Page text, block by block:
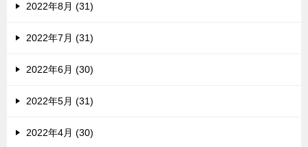
2022年8月 (31)
2022年7月 (31)
2022年6月 (30)
2022年5月 (31)
2022年4月 (30)